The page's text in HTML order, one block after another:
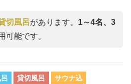
切風呂があります。 1～4名、3
可能です。
貸切風呂 サウナ込